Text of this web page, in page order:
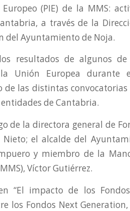
(PIE) de la MMS:
a través de la
del Ayuntamiento de Noja.
resultados de algunos de
Unión Europea durante
las distintas
de Cantabria.
de la directora general de
el alcalde del
y miembro de la
Víctor Gutiérrez.
“El impacto de los
los Fondos Next